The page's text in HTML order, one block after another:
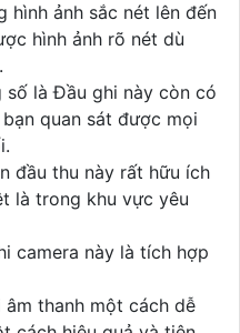
ảnh sắc nét lên đến
hình ảnh rõ nét dù
là Đầu ghi này còn có
quan sát được mọi
đầu thu này rất hữu ích
là trong khu vực yêu
camera này là tích hợp
thanh một cách dễ